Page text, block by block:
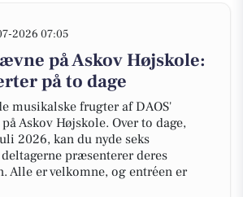
2026 07:05
på Askov Højskole:
på to dage
musikalske frugter af DAOS'
Askov Højskole. Over to dage,
2026, kan du nyde seks
præsenterer deres
Alle er velkomne, og entréen er